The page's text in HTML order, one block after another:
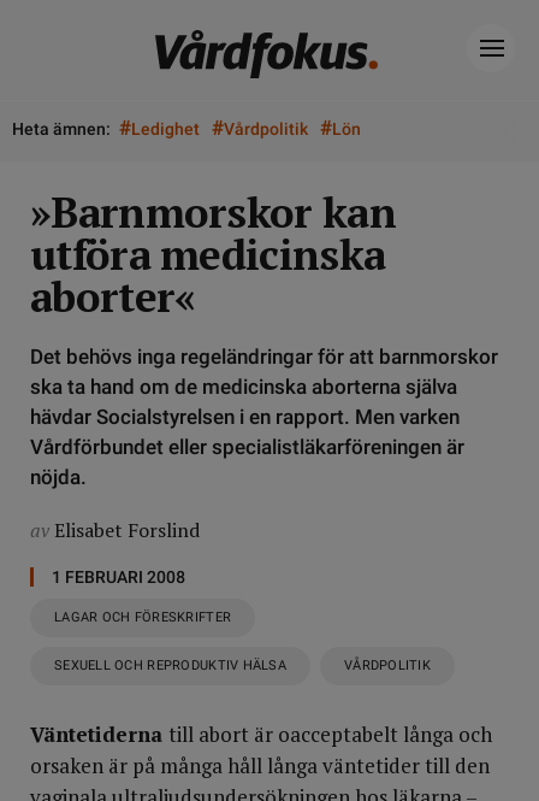
Heta ämnen: #Ledighet #Vårdpolitik #Lön
»Barnmorskor kan
utföra medicinska
aborter«
Det behövs inga regeländringar för att barnmorskor
ska ta hand om de medicinska aborterna själva
hävdar Socialstyrelsen i en rapport. Men varken
Vårdförbundet eller specialistläkarföreningen är
nöjda.
av Elisabet Forslind
1 FEBRUARI 2008
LAGAR OCH FÖRESKRIFTER
SEXUELL OCH REPRODUKTIV HÄLSA VÅRDPOLITIK
Väntetiderna till abort är oacceptabelt långa och
orsaken är på många håll långa väntetider till den